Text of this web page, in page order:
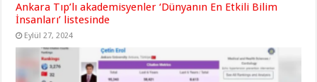
Ankara Tıp’lı akademisyenler ‘Dünyanın En Etkili Bilim
İnsanları’ listesinde
Eylül 27, 2024